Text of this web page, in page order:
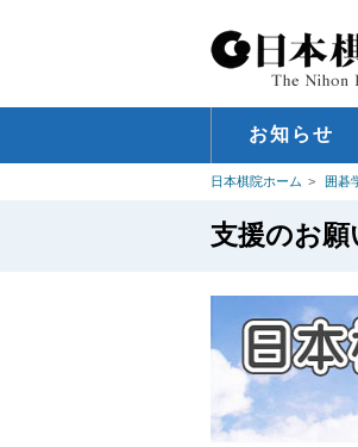
お知らせ
日本棋院ホーム 囲碁
支援のお願